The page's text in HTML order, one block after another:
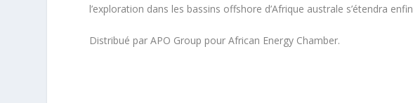
l’exploration dans les bassins offshore d’Afrique australe s’étendra
Distribué par APO Group pour African Energy Chamber.